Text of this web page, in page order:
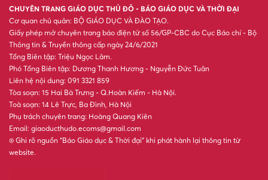
Gắn đào tạo y khoa với thực
tiễn lâm sàng
Nâng mức trợ cấp người có